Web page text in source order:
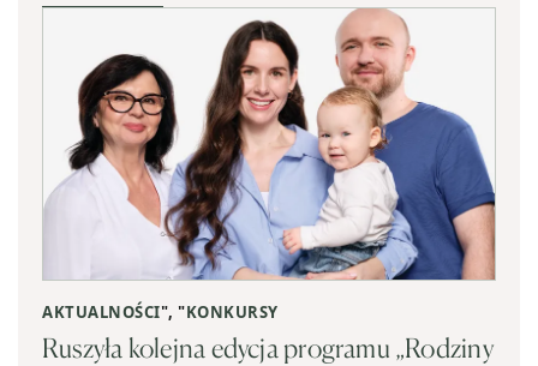
AKTUALNOŚCI", "KONKURSY
Ruszyła kolejna edycja programu „Rodziny